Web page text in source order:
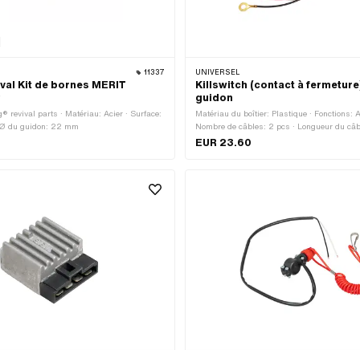
11337
Kit de bornes MERIT
revival parts · Matériau: Acier · Surface:
du guidon: 22 mm
UNIVERSEL
Killswitch (contact à
guidon
Matériau du boîtier: Plastique · Fonctions:
Nombre de câbles: 2 pcs · Longueur du
du guidon: 22 mm · Couleur: noir · Couleur:
EUR 23.60